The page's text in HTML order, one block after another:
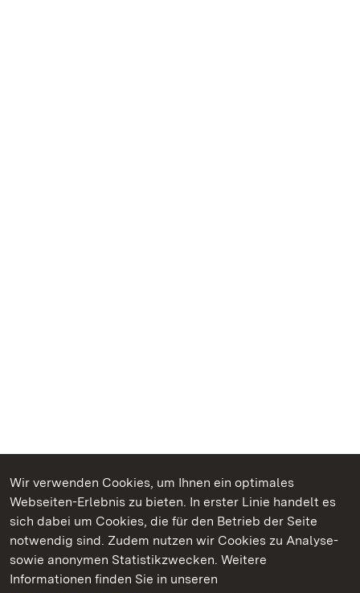
Wir verwenden Cookies, um Ihnen ein optimales
Webseiten-Erlebnis zu bieten. In erster Linie handelt es
sich dabei um Cookies, die für den Betrieb der Seite
notwendig sind. Zudem nutzen wir Cookies zu Analyse-
sowie anonymen Statistikzwecken. Weitere
Informationen finden Sie in unseren
Kommen. Staunen. Genießen.